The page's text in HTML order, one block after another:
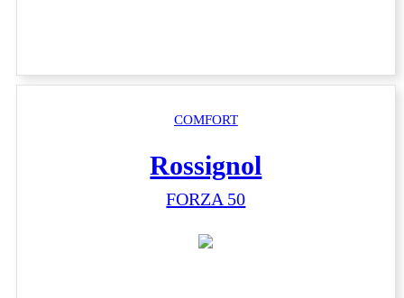
COMFORT
Rossignol
FORZA 50